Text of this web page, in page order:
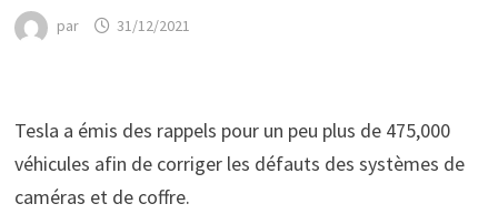
par 31/12/2021
Tesla a émis des rappels pour un peu plus de 475,000
véhicules afin de corriger les défauts des systèmes de
caméras et de coffre.